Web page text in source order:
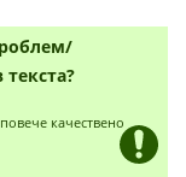
текста?
качествено